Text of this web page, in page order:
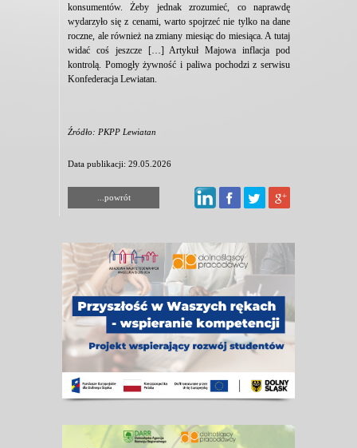
konsumentów. Żeby jednak zrozumieć, co naprawdę
wydarzyło się z cenami, warto spojrzeć nie tylko na dane
roczne, ale również na zmiany miesiąc do miesiąca. A tutaj
widać coś jeszcze […] Artykuł Majowa inflacja pod
kontrolą. Pomogły żywność i paliwa pochodzi z serwisu
Konfederacja Lewiatan.
Źródło: PKPP Lewiatan
Data publikacji: 29.05.2026
...powrót